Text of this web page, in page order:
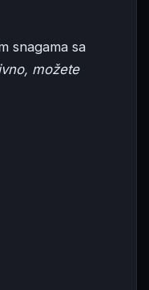
snagama sa
možete